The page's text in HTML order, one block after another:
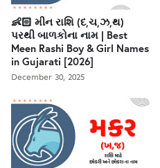
👶🏻 મીન રાશિ (દ,ચ,ઝ,થ)
પરથી બાળકોના નામ | Best
Meen Rashi Boy & Girl Names
in Gujarati [2026]
December 30, 2025